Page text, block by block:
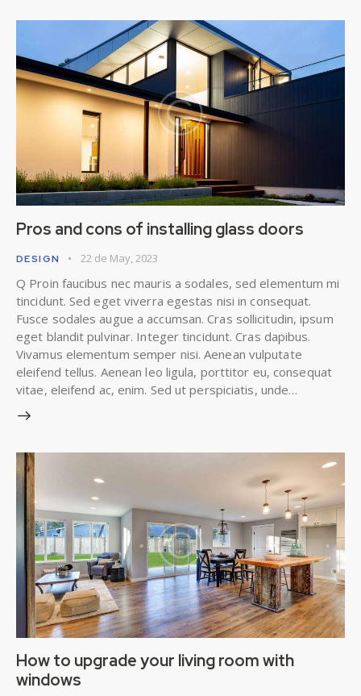
Pros and cons of installing glass doors
DESIGN 22 de May, 2023
Q Proin faucibus nec mauris a sodales, sed elementum mi
tincidunt. Sed eget viverra egestas nisi in consequat.
Fusce sodales augue a accumsan. Cras sollicitudin, ipsum
eget blandit pulvinar. Integer tincidunt. Cras dapibus.
Vivamus elementum semper nisi. Aenean vulputate
eleifend tellus. Aenean leo ligula, porttitor eu, consequat
vitae, eleifend ac, enim. Sed ut perspiciatis, unde…
How to upgrade your living room with
windows